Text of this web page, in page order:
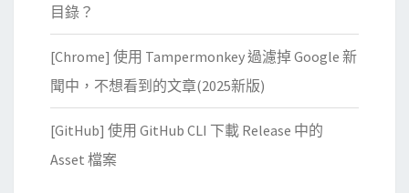
目錄？
[Chrome] 使用 Tampermonkey 過濾掉 Google 新
聞中，不想看到的文章(2025新版)
[GitHub] 使用 GitHub CLI 下載 Release 中的
Asset 檔案